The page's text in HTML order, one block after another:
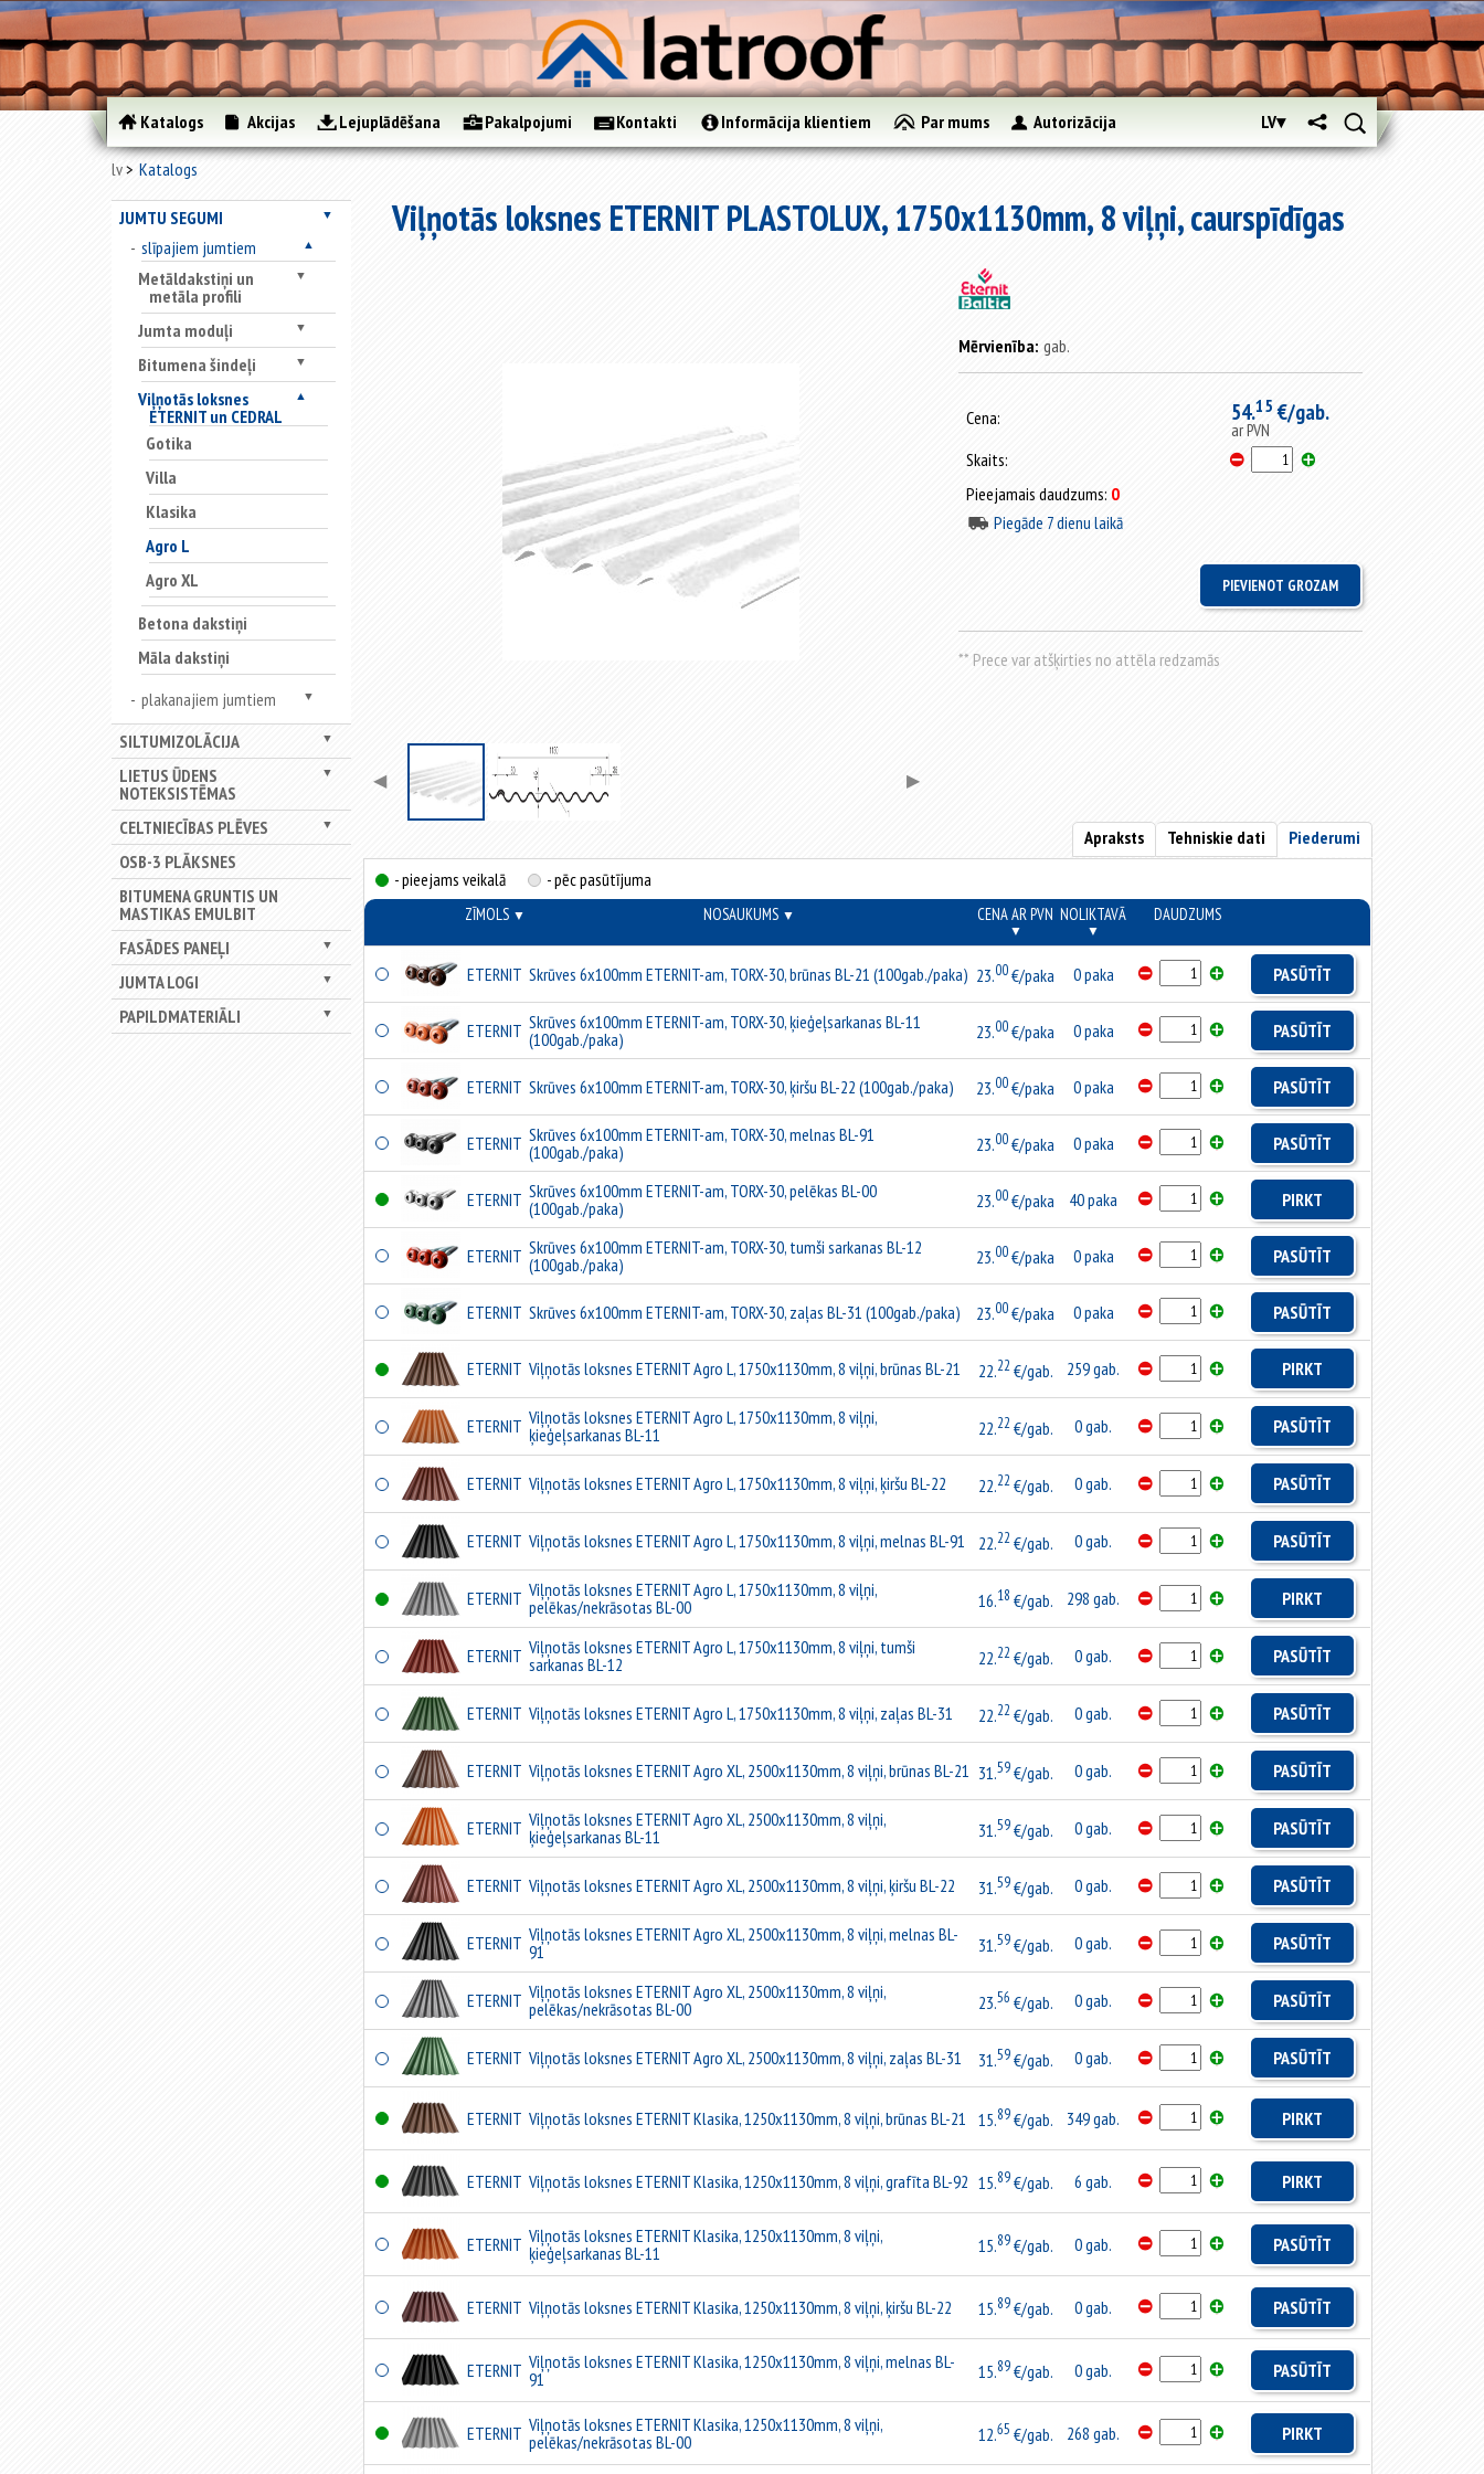
Katalogs Akcijas Lejuplādēšana Pakalpojumi Kontakti Informācija klientiem Par mums Autorizācija LV▾
lv Katalogs
▼
JUMTU SEGUMI
▲
slīpajiem jumtiem
▼
Metāldakstiņi un
metāla profili
▼
Jumta moduļi
▼
Bitumena šindeļi
▲
Viļņotās loksnes
ETERNIT un CEDRAL
Gotika
Villa
Klasika
Agro L
Agro XL
Betona dakstiņi
Māla dakstiņi
▼
plakanajiem jumtiem
▼
SILTUMIZOLĀCIJA
▼
LIETUS ŪDENS
NOTEKSISTĒMAS
▼
CELTNIECĪBAS PLĒVES
OSB-3 PLĀKSNES
BITUMENA GRUNTIS UN
MASTIKAS EMULBIT
▼
FASĀDES PANEĻI
▼
JUMTA LOGI
▼
PAPILDMATERIĀLI
Viļņotās loksnes ETERNIT PLASTOLUX, 1750x1130mm, 8 viļņi, caurspīdīgas
◀ ▶
Mērvienība: gab.
Cena: 54.15 €/gab.
ar PVN
Skaits:
Pieejamais daudzums: 0
Piegāde 7 dienu laikā
** Prece var atšķirties no attēla redzamās
Piederumi
Tehniskie dati
Apraksts
- pieejams veikalā
- pēc pasūtījuma
ZĪMOLS ▼ NOSAUKUMS ▼ CENA AR PVN
▼
NOLIKTAVĀ
▼
DAUDZUMS
ETERNIT Skrūves 6x100mm ETERNIT-am, TORX-30, brūnas BL-21 (100gab./paka) 23.00€/paka 0 paka PASŪTĪT
ETERNIT Skrūves 6x100mm ETERNIT-am, TORX-30, ķieģeļsarkanas BL-11
(100gab./paka)
23.00€/paka 0 paka PASŪTĪT
ETERNIT Skrūves 6x100mm ETERNIT-am, TORX-30, ķiršu BL-22 (100gab./paka) 23.00€/paka 0 paka PASŪTĪT
ETERNIT Skrūves 6x100mm ETERNIT-am, TORX-30, melnas BL-91
(100gab./paka)
23.00€/paka 0 paka PASŪTĪT
ETERNIT Skrūves 6x100mm ETERNIT-am, TORX-30, pelēkas BL-00
(100gab./paka)
23.00€/paka 40 paka PIRKT
ETERNIT Skrūves 6x100mm ETERNIT-am, TORX-30, tumši sarkanas BL-12
(100gab./paka)
23.00€/paka 0 paka PASŪTĪT
ETERNIT Skrūves 6x100mm ETERNIT-am, TORX-30, zaļas BL-31 (100gab./paka) 23.00€/paka 0 paka PASŪTĪT
ETERNIT Viļņotās loksnes ETERNIT Agro L, 1750x1130mm, 8 viļņi, brūnas BL-21 22.22€/gab. 259 gab. PIRKT
ETERNIT Viļņotās loksnes ETERNIT Agro L, 1750x1130mm, 8 viļņi,
ķieģeļsarkanas BL-11
22.22€/gab. 0 gab. PASŪTĪT
ETERNIT Viļņotās loksnes ETERNIT Agro L, 1750x1130mm, 8 viļņi, ķiršu BL-22 22.22€/gab. 0 gab. PASŪTĪT
ETERNIT Viļņotās loksnes ETERNIT Agro L, 1750x1130mm, 8 viļņi, melnas BL-91 22.22€/gab. 0 gab. PASŪTĪT
ETERNIT Viļņotās loksnes ETERNIT Agro L, 1750x1130mm, 8 viļņi,
pelēkas/nekrāsotas BL-00
16.18 €/gab. 298 gab. PIRKT
ETERNIT Viļņotās loksnes ETERNIT Agro L, 1750x1130mm, 8 viļņi, tumši
sarkanas BL-12
22.22€/gab. 0 gab. PASŪTĪT
ETERNIT Viļņotās loksnes ETERNIT Agro L, 1750x1130mm, 8 viļņi, zaļas BL-31 22.22€/gab. 0 gab. PASŪTĪT
ETERNIT Viļņotās loksnes ETERNIT Agro XL, 2500x1130mm, 8 viļņi, brūnas BL-21 31.59€/gab. 0 gab. PASŪTĪT
ETERNIT Viļņotās loksnes ETERNIT Agro XL, 2500x1130mm, 8 viļņi,
ķieģeļsarkanas BL-11
31.59€/gab. 0 gab. PASŪTĪT
ETERNIT Viļņotās loksnes ETERNIT Agro XL, 2500x1130mm, 8 viļņi, ķiršu BL-22 31.59€/gab. 0 gab. PASŪTĪT
ETERNIT Viļņotās loksnes ETERNIT Agro XL, 2500x1130mm, 8 viļņi, melnas BL-
91
31.59€/gab. 0 gab. PASŪTĪT
ETERNIT Viļņotās loksnes ETERNIT Agro XL, 2500x1130mm, 8 viļņi,
pelēkas/nekrāsotas BL-00
23.56 €/gab. 0 gab. PASŪTĪT
ETERNIT Viļņotās loksnes ETERNIT Agro XL, 2500x1130mm, 8 viļņi, zaļas BL-31 31.59€/gab. 0 gab. PASŪTĪT
ETERNIT Viļņotās loksnes ETERNIT Klasika, 1250x1130mm, 8 viļņi, brūnas BL-21 15.89€/gab. 349 gab. PIRKT
ETERNIT Viļņotās loksnes ETERNIT Klasika, 1250x1130mm, 8 viļņi, grafīta BL-92 15.89€/gab. 6 gab. PIRKT
ETERNIT Viļņotās loksnes ETERNIT Klasika, 1250x1130mm, 8 viļņi,
ķieģeļsarkanas BL-11
15.89€/gab. 0 gab. PASŪTĪT
ETERNIT Viļņotās loksnes ETERNIT Klasika, 1250x1130mm, 8 viļņi, ķiršu BL-22 15.89€/gab. 0 gab. PASŪTĪT
ETERNIT Viļņotās loksnes ETERNIT Klasika, 1250x1130mm, 8 viļņi, melnas BL-
91
15.89€/gab. 0 gab. PASŪTĪT
ETERNIT Viļņotās loksnes ETERNIT Klasika, 1250x1130mm, 8 viļņi,
pelēkas/nekrāsotas BL-00
12.65 €/gab. 268 gab. PIRKT